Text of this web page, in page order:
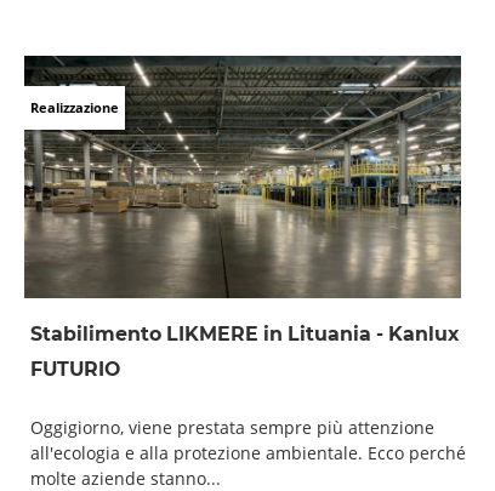
Realizzazione
Stabilimento LIKMERE in Lituania - Kanlux
FUTURIO
Oggigiorno, viene prestata sempre più attenzione
all'ecologia e alla protezione ambientale. Ecco perché
molte aziende stanno...